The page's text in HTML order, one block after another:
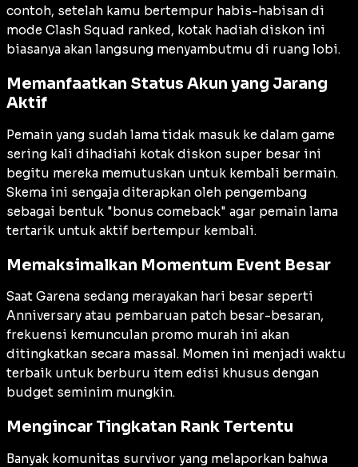
contoh, setelah kamu bertempur habis-habisan di
mode Clash Squad ranked, kotak hadiah diskon ini
biasanya akan langsung menyambutmu di ruang lobi.
Memanfaatkan Status Akun yang Jarang
Aktif
Pemain yang sudah lama tidak masuk ke dalam game
sering kali dihadiahi kotak diskon super besar ini
begitu mereka memutuskan untuk kembali bermain.
Skema ini sengaja diterapkan oleh pengembang
sebagai bentuk "bonus comeback" agar pemain lama
tertarik untuk aktif bertempur kembali.
Memaksimalkan Momentum Event Besar
Saat Garena sedang merayakan hari besar seperti
Anniversary atau pembaruan patch besar-besaran,
frekuensi kemunculan promo murah ini akan
ditingkatkan secara massal. Momen ini menjadi waktu
terbaik untuk berburu item edisi khusus dengan
budget seminim mungkin.
Mengincar Tingkatan Rank Tertentu
Banyak komunitas survivor yang melaporkan bahwa